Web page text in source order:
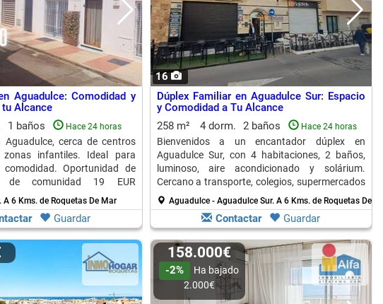
Aguadulce: Comodidad y
Alcance
1 baños Hace 24 horas
Aguadulce, cerca de centros
infantiles. Ideal para
comodidad. Oportunidad de
de comunidad 19 EUR
A 6 Kms. de Roquetas De Mar
Guardar
16
Dúplex Familiar en Aguadulce Sur: Espacio
y Comodidad a Tu Alcance
258 m²
4 dorm. 2 baños Hace 24 horas
Bienvenidos a un encantador dúplex en
Aguadulce Sur, con 4 habitaciones, 2 baños,
luminoso, aire acondicionado y solárium.
Cercano a transporte, colegios, supermercados
y parques infantiles.
Aguadulce - Aguadulce Sur. A 6 Kms. de Roquetas De
Contactar Guardar
158.000€
-2%
Ha bajado
2.000€